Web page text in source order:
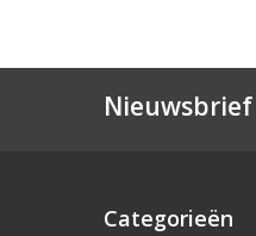
Nieuwsbrief
Categorieën